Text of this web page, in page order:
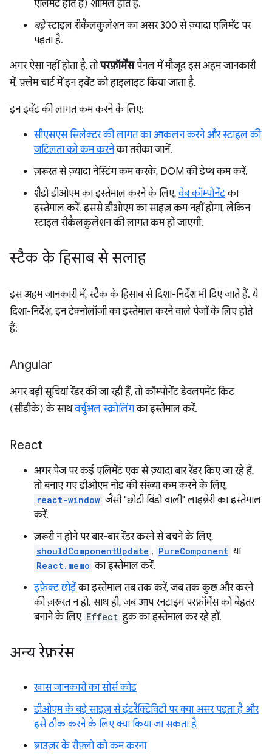
एलिमेंट होते हैं) शामिल होते हैं.
बड़ेस्टाइल रीकैलकुलेशन का असर 300 से ज़्यादा एलिमेंट पर
पड़ता है.
अगर ऐसा नहीं होता है, तोपरफ़ॉर्मेंसपैनल में मौजूद इस अहम जानकारी
में, फ़्लेम चार्ट में इन इवेंट को हाइलाइट किया जाता है.
इन इवेंट की लागत कम करने के लिए:
सीएसएस सिलेक्टर की लागत का आकलन करने और स्टाइल की
जटिलता को कम करनेका तरीका जानें.
ज़रूरत से ज़्यादा नेस्टिंग कम करके, DOM की डेप्थ कम करें.
शैडो डीओएम का इस्तेमाल करने के लिए,वेब कॉम्पोनेंटका
इस्तेमाल करें. इससे डीओएम का साइज़ कम नहीं होगा, लेकिन
स्टाइल रीकैलकुलेशन की लागत कम हो जाएगी.
स्टैक के हिसाब से सलाह
इस अहम जानकारी में, स्टैक के हिसाब से दिशा-निर्देश भी दिए जाते हैं. ये
दिशा-निर्देश, इन टेक्नोलॉजी का इस्तेमाल करने वाले पेजों के लिए होते
हैं:
Angular
अगर बड़ी सूचियां रेंडर की जा रही हैं, तो कॉम्पोनेंट डेवलपमेंट किट
(सीडीके) के साथवर्चुअल स्क्रोलिंगका इस्तेमाल करें.
React
अगर पेज पर कई एलिमेंट एक से ज़्यादा बार रेंडर किए जा रहे हैं,
तो बनाए गए डीओएम नोड की संख्या कम करने के लिए,
react-window जैसी "छोटी विंडो वाली" लाइब्रेरी का इस्तेमाल
करें.
ज़रूरी न होने पर बार-बार रेंडर करने से बचने के लिए,
shouldComponentUpdate , PureComponent या
React.memo का इस्तेमाल करें.
इफ़ेक्ट छोड़ेंका इस्तेमाल तब तक करें, जब तक कुछ और करने
की ज़रूरत न हो. साथ ही, जब आप रनटाइम परफ़ॉर्मेंस को बेहतर
बनाने के लिए Effect हुक का इस्तेमाल कर रहे हों.
अन्य रेफ़रंस
खास जानकारी का सोर्स कोड
डीओएम के बड़े साइज़ से इंटरैक्टिविटी पर क्या असर पड़ता है और
इसे ठीक करने के लिए क्या किया जा सकता है
ब्राउज़र के रीफ़्लो को कम करना